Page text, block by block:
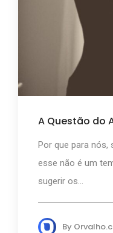
A Questão do
Por que para nós,
esse não é um
sugerir os...
By